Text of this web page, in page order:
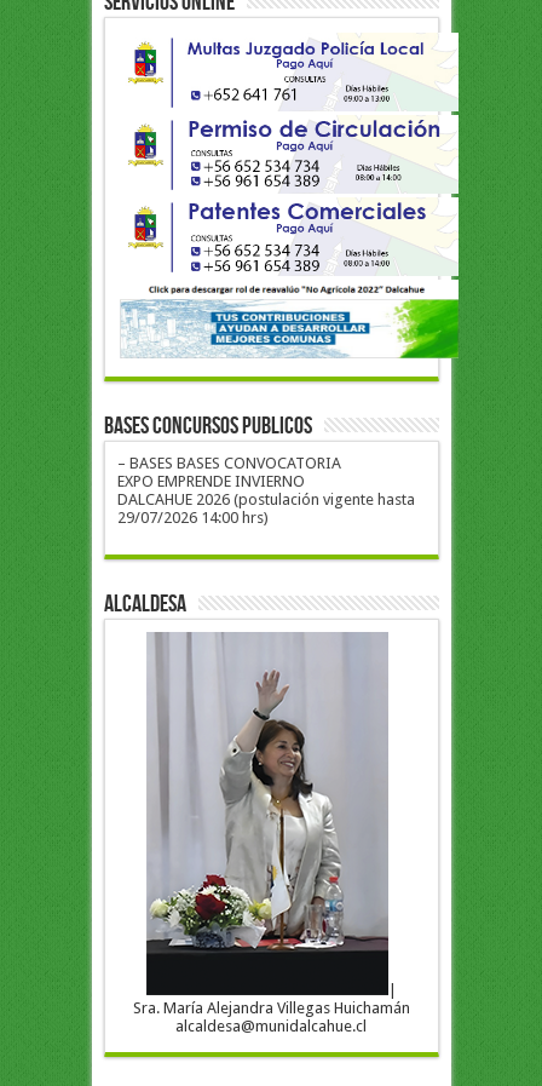
BASES CONCURSOS PUBLICOS
– BASES BASES CONVOCATORIA
EXPO EMPRENDE INVIERNO
DALCAHUE 2026 (postulación vigente hasta
29/07/2026 14:00 hrs)
ALCALDESA
Sra. María Alejandra Villegas Huichamán
alcaldesa@munidalcahue.cl